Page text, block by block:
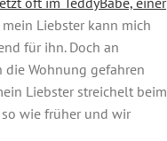
Liebster kann mich
für ihn. Doch an
Wohnung gefahren
Liebster streichelt beim
wie früher und wir